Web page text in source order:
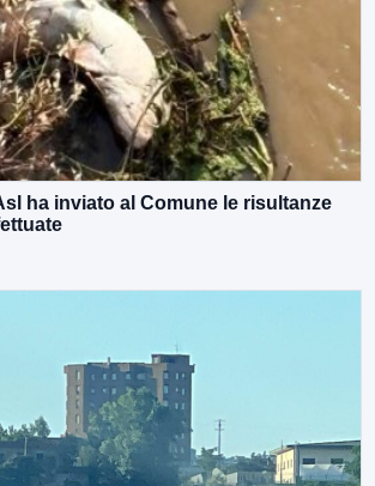
ha inviato al Comune le risultanze